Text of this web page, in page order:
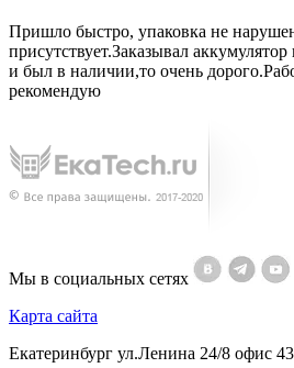
Пришло быстро, упаковка не
присутствует.Заказывал
и был в наличии,то очень
рекомендую
Мы в социальных сетях
Карта сайта
Екатеринбург ул.Ленина 24/8 офис